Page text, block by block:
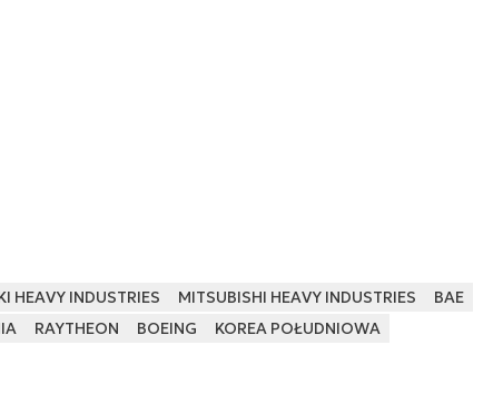
HEAVY INDUSTRIES MITSUBISHI HEAVY INDUSTRIES
BAE
RAYTHEON BOEING
KOREA POŁUDNIOWA